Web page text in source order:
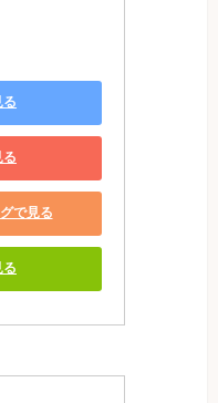
る
で見る
る